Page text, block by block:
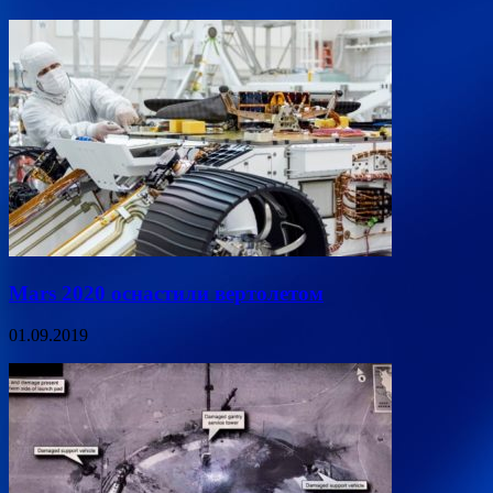
Mars 2020 оснастили вертолетом
01.09.2019